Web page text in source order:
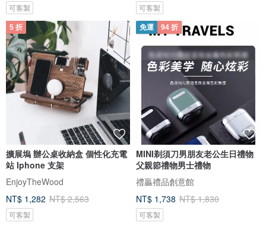
可客製 可客製
5 折
擴展塢 辦公桌收納盒 個性化充電
站 Iphone 支架
EnjoyTheWood
NT$ 1,282 NT$ 2,563
可客製
免運 94 折
MINI剃須刀男朋友老公生日禮物
父親節禮物男士禮物
禮贏禮品創意館
NT$ 1,738 NT$ 1,830
可客製